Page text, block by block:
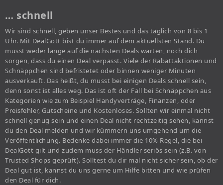
… schnell
Wir sind schnell, geben unser Bestes und das täglich von 8 bis 1
Uhr. Mit DealGott bist du immer auf dem aktuellsten Stand. Du
musst weder lange auf die nächsten Deals warten, noch dich
sorgen, dass du einen Deal verpasst. Viele der Rabattaktionen und
Schnäppchen sind befristetet oder binnen weniger Minuten
ausverkauft. Das heißt, du musst bei einigen Deals schnell sein,
denn sonst ist alles weg. Das ist oft der Fall bei Schnäppchen aus
Kategorien wie zum Beispiel Handyverträge, Finanzen, oder
Preisfehler, Gutscheine und Kostenloses. Sollten wir einmal nicht
schnell genug sein und einen Deal nicht rechtzeitig sehen, kannst
du den Deal melden und wir kümmern uns umgehend um die
Veröffentlichung. Bedenke dabei immer die 10% Regel, die bei
DealGott gilt und zudem muss der Händler seriös sein (z.B. von
Trusted Shops geprüft). Solltest du dir mal nicht sicher sein, ob der
Deal gut ist, kannst du uns gerne um Hilfe bitten und wie prüfen
den Deal für dich.